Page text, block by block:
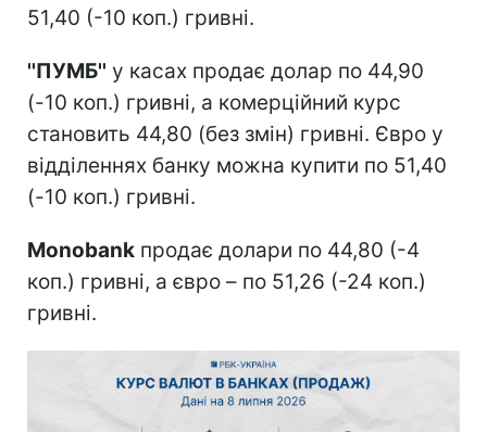
51,40 (-10 коп.) гривні.
''ПУМБ'' у касах продає долар по 44,90
(-10 коп.) гривні, а комерційний курс
становить 44,80 (без змін) гривні. Євро у
відділеннях банку можна купити по 51,40
(-10 коп.) гривні.
Monobank продає долари по 44,80 (-4
коп.) гривні, а євро – по 51,26 (-24 коп.)
гривні.